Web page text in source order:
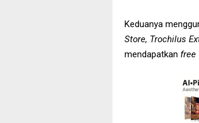
Keduanya
Store, Trochilus
mendapatkan free